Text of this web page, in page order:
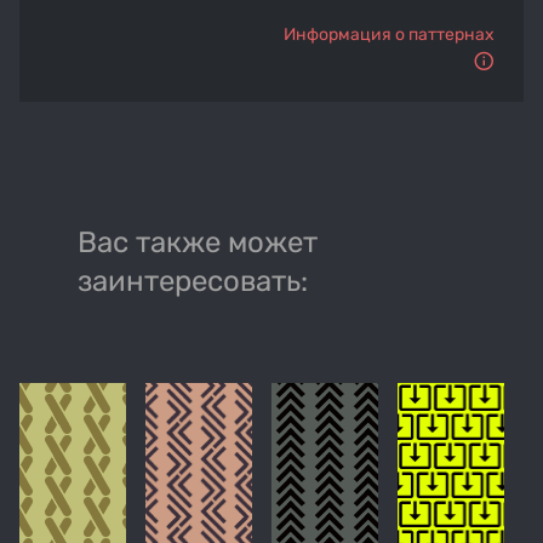
Информация о паттернах
Вас также может
заинтересовать: